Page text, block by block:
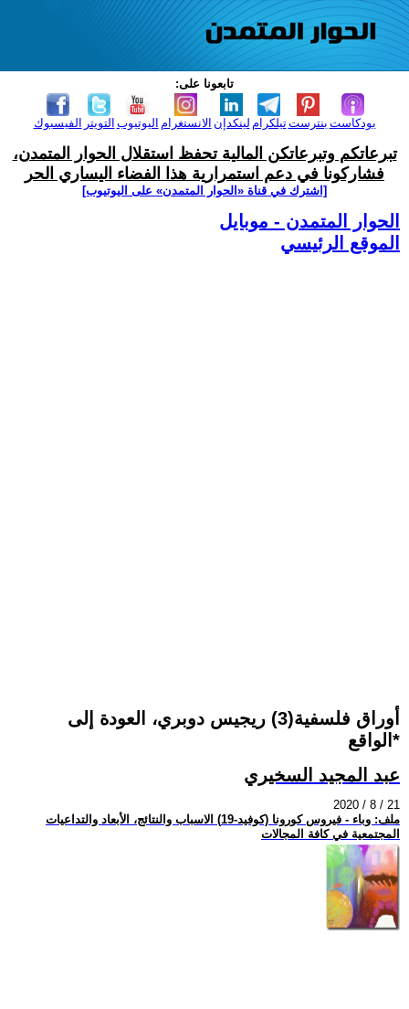
تابعونا على:
الفيسبوك التويتر اليوتيوب الانستغرام لينكدإن تيلكرامبنترست بودكاست
تبرعاتكم وتبرعاتكن المالية تحفظ استقلال الحوار المتمدن،
فشاركونا في دعم استمرارية هذا الفضاء اليساري الحر
[اشترك في قناة ‫«الحوار المتمدن» على اليوتيوب]
الحوار المتمدن - موبايل
الموقع الرئيسي
أوراق فلسفية(3) ريجيس دوبري، العودة إلى
الواقع*
عبد المجيد السخيري
2020 / 8 / 21
ملف: وباء - فيروس كورونا (كوفيد-19) الاسباب والنتائج، الأبعاد والتداعيات
المجتمعية في كافة المجالات